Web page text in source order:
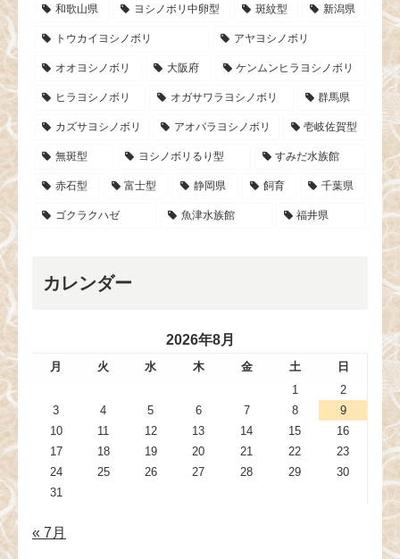
和歌山県 ヨシノボリ中卵型 斑紋型 新潟県
トウカイヨシノボリ アヤヨシノボリ
オオヨシノボリ 大阪府 ケンムンヒラヨシノボリ
ヒラヨシノボリ オガサワラヨシノボリ 群馬県
カズサヨシノボリ アオバラヨシノボリ 壱岐佐賀型
無斑型 ヨシノボリるり型 すみだ水族館
赤石型 富士型 静岡県 飼育 千葉県
ゴクラクハゼ 魚津水族館 福井県
カレンダー
2026年8月
月 火 水 木 金 土
日
1
2
3
4 5 6 7 8
9
10
11 12 13 14 15
16
17
18 19 20 21 22
23
24
25 26 27 28 29
30
31
« 7月